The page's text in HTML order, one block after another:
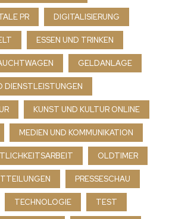
PR DIGITALISIERUNG
ESSEN UND TRINKEN
GELDANLAGE
DIENSTLEISTUNGEN
KUNST UND KULTUR ONLINE
MEDIEN UND KOMMUNIKATION
OLDTIMER
PRESSESCHAU
TECHNOLOGIE TEST